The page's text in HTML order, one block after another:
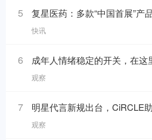
5 复星医药：多款“中国首展”产品
快讯
6 成年人情绪稳定的开关，在这
观察
7 明星代言新规出台，CiRCLE助你完
观察